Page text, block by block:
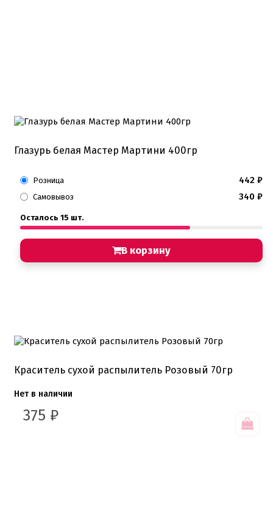
Глазурь белая Мастер Мартини 400гр
Розница 442 ₽
Самовывоз 340 ₽
Осталось 15 шт.
В корзину
Краситель сухой распылитель Розовый 70гр
Нет в наличии
375 ₽